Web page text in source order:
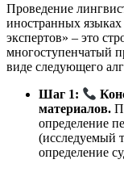
Проведение
иностранных
экспертов» – это
многоступенчатый
виде следующего
Шаг 1:
материалов.
определение
(исследуемый
определение